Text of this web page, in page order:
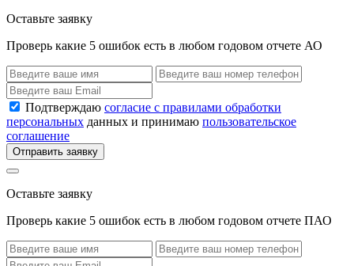
Оставьте заявку
Проверь какие 5 ошибок есть в любом годовом отчете АО
Подтверждаю согласие с правилами обработки
персональных данных и принимаю пользовательское
соглашение
Отправить заявку
Оставьте заявку
Проверь какие 5 ошибок есть в любом годовом отчете ПАО